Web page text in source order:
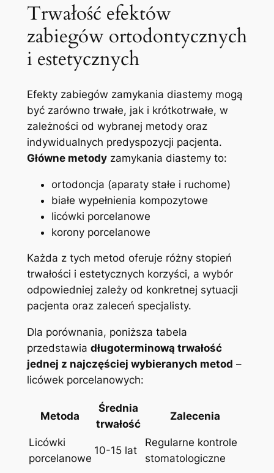
Trwałość efektów
zabiegów ortodontycznych
i estetycznych
Efekty⁣ zabiegów zamykania diastemy ⁢mogą⁣
być zarówno trwałe, jak i krótkotrwałe,⁤ w
zależności od wybranej ⁢metody oraz
indywidualnych predyspozycji pacjenta.
Główne​ metodyzamykania⁣ diastemy to:
ortodoncja (aparaty stałe i ruchome)
białe wypełnienia‍ kompozytowe
licówki⁣ porcelanowe
korony porcelanowe
Każda z tych⁤ metod oferuje różny stopień
trwałości i‌ estetycznych korzyści, a wybór
odpowiedniej zależy od konkretnej ​sytuacji
pacjenta oraz ‍zaleceń ⁣specjalisty.
Dla porównania, poniższa ⁣tabela
przedstawia długoterminową trwałość
jednej z najczęściej⁣ wybieranych metod ⁤–
licówek ⁣porcelanowych:
Metoda
Średnia
trwałość
Zalecenia
Licówki
porcelanowe
10-15 lat
Regularne kontrole
stomatologiczne